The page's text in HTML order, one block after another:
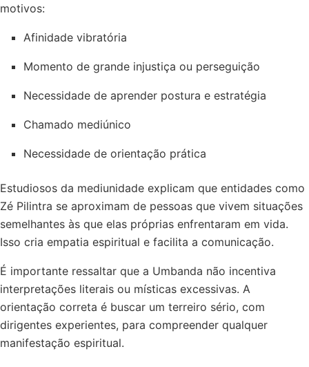
motivos:
Afinidade vibratória
Momento de grande injustiça ou perseguição
Necessidade de aprender postura e estratégia
Chamado mediúnico
Necessidade de orientação prática
Estudiosos da mediunidade explicam que entidades como
Zé Pilintra se aproximam de pessoas que vivem situações
semelhantes às que elas próprias enfrentaram em vida.
Isso cria empatia espiritual e facilita a comunicação.
É importante ressaltar que a Umbanda não incentiva
interpretações literais ou místicas excessivas. A
orientação correta é buscar um terreiro sério, com
dirigentes experientes, para compreender qualquer
manifestação espiritual.